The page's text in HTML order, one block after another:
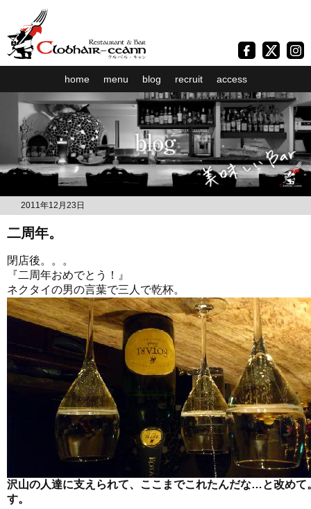
home menu blog recruit access
2011年12月23日
二周年。
閉店後。。。
『二周年おめでとう！』
ネクタイの男の言葉で三人で乾杯。
沢山の人達に支えられて、ここまでこれたんだな…と改めて
す。